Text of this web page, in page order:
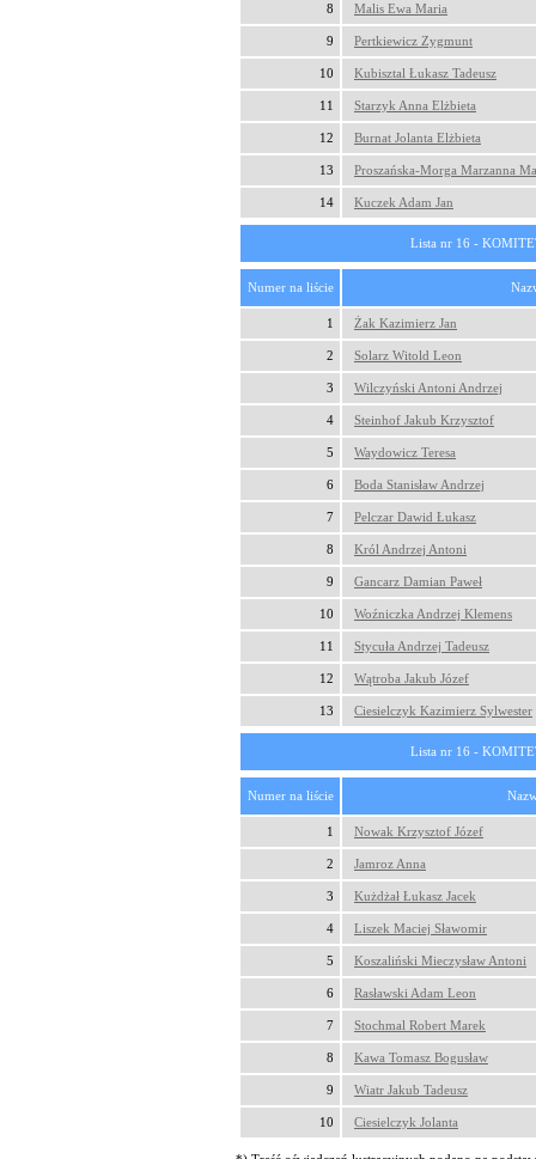
8 Malis Ewa Maria
9 Pertkiewicz Zygmunt
10 Kubisztal Łukasz Tadeusz
11 Starzyk Anna Elżbieta
12 Burnat Jolanta Elżbieta
13 Proszańska-Morga Marzanna
14 Kuczek Adam Jan
Lista nr 16 -
Numer na liście
1 Żak Kazimierz Jan
2 Solarz Witold Leon
3 Wilczyński Antoni Andrzej
4 Steinhof Jakub Krzysztof
5 Waydowicz Teresa
6 Boda Stanisław Andrzej
7 Pelczar Dawid Łukasz
8 Król Andrzej Antoni
9 Gancarz Damian Paweł
10 Woźniczka Andrzej Klemens
11 Stycuła Andrzej Tadeusz
12 Wątroba Jakub Józef
13 Ciesielczyk Kazimierz Sylwester
Lista nr 16 -
Numer na liście
1 Nowak Krzysztof Józef
2 Jamroz Anna
3 Kużdżał Łukasz Jacek
4 Liszek Maciej Sławomir
5 Koszaliński Mieczysław Antoni
6 Rasławski Adam Leon
7 Stochmal Robert Marek
8 Kawa Tomasz Bogusław
9 Wiatr Jakub Tadeusz
10 Ciesielczyk Jolanta